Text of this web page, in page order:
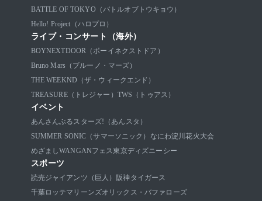
BATTLE OF TOKYO（バトルオブトウキョウ）
Hello! Project（ハロプロ）
ライブ・コンサート（海外）
BOYNEXTDOOR（ボーイネクストドア）
Bruno Mars（ブルーノ・マーズ）
THE WEEKND（ザ・ウィークエンド）
TREASURE（トレジャー） TWS（トゥアス）
イベント
あんさんぶるスターズ!（あんスタ）
SUMMER SONIC（サマーソニック） なにわ淀川花火大会
めざましWANGANフェス東京ディズニーシー
スポーツ
読売ジャイアンツ（巨人）
阪神タイガース
千葉ロッテマリーンズオリックス・バファローズ